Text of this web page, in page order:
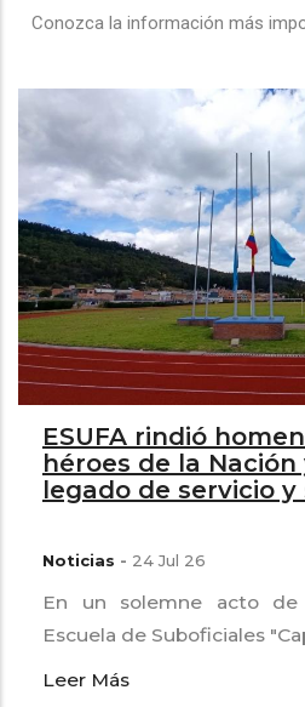
Conozca la información más
ESUFA rindió
héroes de la
legado de servicio y
Noticias - 24 Jul 26
En un solemne acto de
Escuela de Suboficiales
Leer Más